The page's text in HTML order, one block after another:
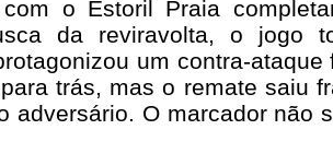
o Estoril Praia
da reviravolta, o jogo
um contra-
trás, mas o remate saiu
adversário. O marcador não